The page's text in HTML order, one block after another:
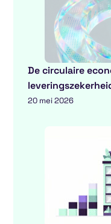
De circulaire
20 mei 2026